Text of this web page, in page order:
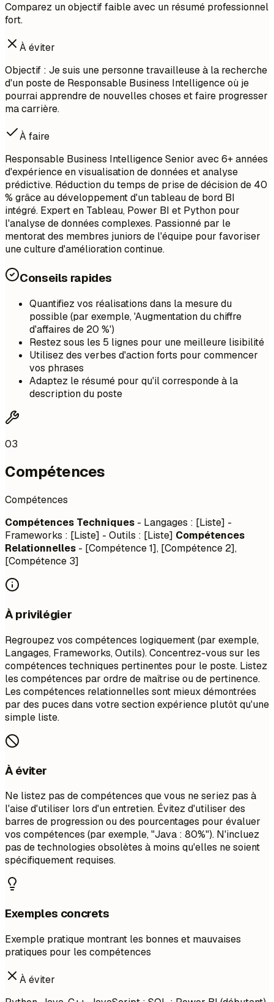
Comparez un objectif faible avec un résumé professionnel
fort.
À éviter
Objectif : Je suis une personne travailleuse à la recherche
d'un poste de Responsable Business Intelligence où je
pourrai apprendre de nouvelles choses et faire progresser
ma carrière.
À faire
Responsable Business Intelligence Senior avec 6+ années
d'expérience en visualisation de données et analyse
prédictive. Réduction du temps de prise de décision de 40
% grâce au développement d'un tableau de bord BI
intégré. Expert en Tableau, Power BI et Python pour
l'analyse de données complexes. Passionné par le
mentorat des membres juniors de l'équipe pour favoriser
une culture d'amélioration continue.
Conseils rapides
Quantifiez vos réalisations dans la mesure du
possible (par exemple, 'Augmentation du chiffre
d'affaires de 20 %')
Restez sous les 5 lignes pour une meilleure lisibilité
Utilisez des verbes d'action forts pour commencer
vos phrases
Adaptez le résumé pour qu'il corresponde à la
description du poste
03
Compétences
Compétences
Compétences Techniques - Langages : [Liste] -
Frameworks : [Liste] - Outils : [Liste] Compétences
Relationnelles - [Compétence 1], [Compétence 2],
[Compétence 3]
À privilégier
Regroupez vos compétences logiquement (par exemple,
Langages, Frameworks, Outils). Concentrez-vous sur les
compétences techniques pertinentes pour le poste. Listez
les compétences par ordre de maîtrise ou de pertinence.
Les compétences relationnelles sont mieux démontrées
par des puces dans votre section expérience plutôt qu'une
simple liste.
À éviter
Ne listez pas de compétences que vous ne seriez pas à
l'aise d'utiliser lors d'un entretien. Évitez d'utiliser des
barres de progression ou des pourcentages pour évaluer
vos compétences (par exemple, "Java : 80%"). N'incluez
pas de technologies obsolètes à moins qu'elles ne soient
spécifiquement requises.
Exemples concrets
Exemple pratique montrant les bonnes et mauvaises
pratiques pour les compétences
À éviter